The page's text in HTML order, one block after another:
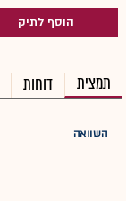
הוסף לתיק
תמצית דוחות
השוואה